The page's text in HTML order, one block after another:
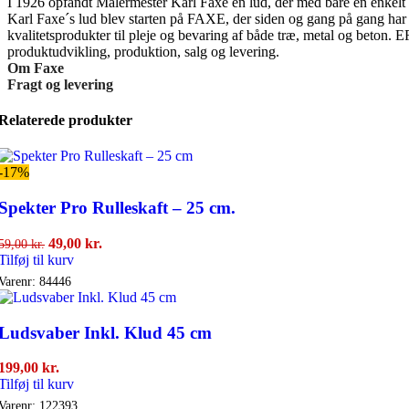
Karl Faxe´s lud blev starten på FAXE, der siden og gang på gang
kvalitetsprodukter til pleje og bevaring af både træ, metal og beton.
produktudvikling, produktion, salg og levering.
Om Faxe
Fragt og levering
produkter
17%
Pro Rulleskaft – 25 cm.
kr. Den
oprindelige
pris
var:
49,00 kr.
er:
til kurv
84446
Inkl. Klud 45 cm
kr.
til kurv
122393